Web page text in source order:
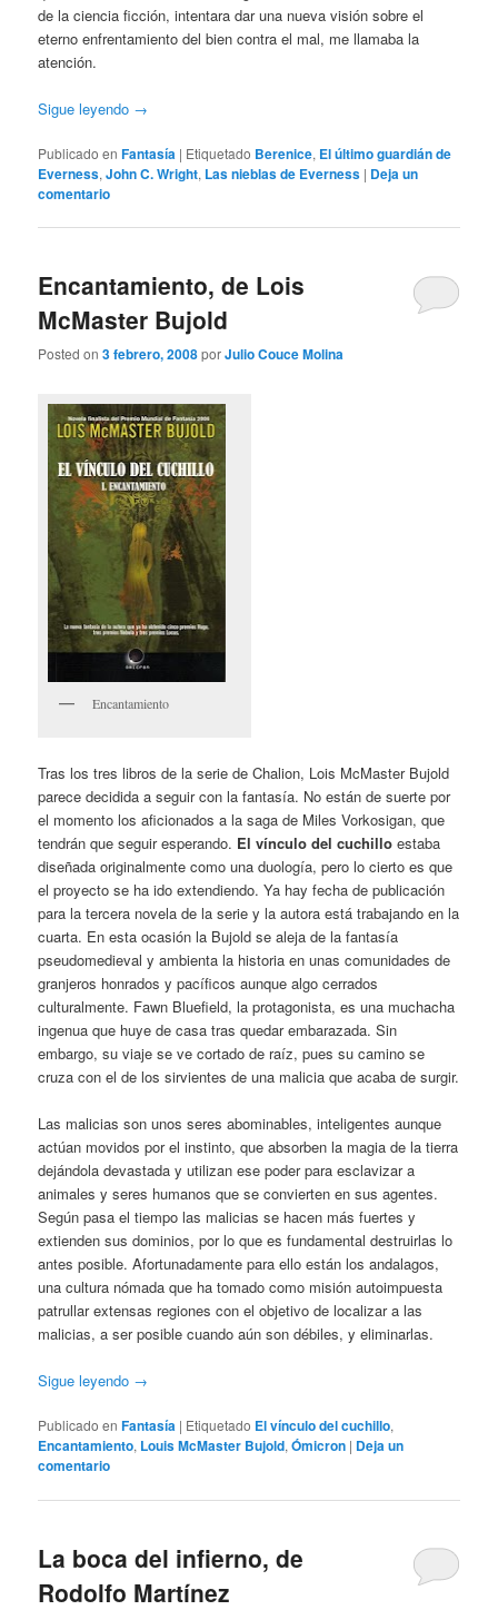
de la ciencia ficción, intentara dar una nueva visión sobre el
eterno enfrentamiento del bien contra el mal, me llamaba la
atención.
Sigue leyendo →
Publicado en Fantasía | Etiquetado Berenice, El último guardián de
Everness,John C. Wright, Las nieblas de Everness | Deja un
comentario
Encantamiento, de Lois
McMaster Bujold
Posted on3 febrero, 2008porJulio Couce Molina
Encantamiento
Tras los tres libros de la serie de Chalion, Lois McMaster Bujold
parece decidida a seguir con la fantasía. No están de suerte por
el momento los aficionados a la saga de Miles Vorkosigan, que
tendrán que seguir esperando. El vínculo del cuchillo estaba
diseñada originalmente como una duología, pero lo cierto es que
el proyecto se ha ido extendiendo. Ya hay fecha de publicación
para la tercera novela de la serie y la autora está trabajando en la
cuarta. En esta ocasión la Bujold se aleja de la fantasía
pseudomedieval y ambienta la historia en unas comunidades de
granjeros honrados y pacíficos aunque algo cerrados
culturalmente. Fawn Bluefield, la protagonista, es una muchacha
ingenua que huye de casa tras quedar embarazada. Sin
embargo, su viaje se ve cortado de raíz, pues su camino se
cruza con el de los sirvientes de una malicia que acaba de surgir.
Las malicias son unos seres abominables, inteligentes aunque
actúan movidos por el instinto, que absorben la magia de la tierra
dejándola devastada y utilizan ese poder para esclavizar a
animales y seres humanos que se convierten en sus agentes.
Según pasa el tiempo las malicias se hacen más fuertes y
extienden sus dominios, por lo que es fundamental destruirlas lo
antes posible. Afortunadamente para ello están los andalagos,
una cultura nómada que ha tomado como misión autoimpuesta
patrullar extensas regiones con el objetivo de localizar a las
malicias, a ser posible cuando aún son débiles, y eliminarlas.
Sigue leyendo →
Publicado en Fantasía | Etiquetado El vínculo del cuchillo,
Encantamiento, Louis McMaster Bujold,Ómicron | Deja un
comentario
La boca del infierno, de
Rodolfo Martínez